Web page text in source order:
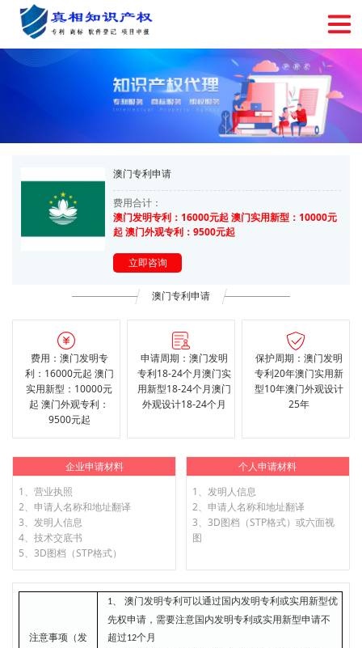
澳门专利申请
费用合计：
澳门发明专利：16000元起 澳门实用新型：10000元
起 澳门外观专利：9500元起
立即咨询
澳门专利申请
费用：澳门发明专
利：16000元起 澳门
实用新型：10000元
起 澳门外观专利：
9500元起
申请周期：澳门发明
专利18-24个月澳门实
用新型18-24个月澳门
外观设计18-24个月
保护周期：澳门发明
专利20年澳门实用新
型10年澳门外观设计
25年
企业申请材料
1、营业执照
2、申请人名称和地址翻译
3、发明人信息
4、技术交底书
5、3D图档（STP格式）
个人申请材料
1、发明人信息
2、申请人名称和地址翻译
3、3D图档（STP格式）或六面视
图
注意事项（发
1、澳门发明专利可以通过国内发明专利或实用新型优
先权申请，需要注意国内发明专利或实用新型申请不
超过12个月